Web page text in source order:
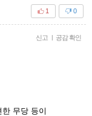
0
1
신고 | 공감 확인
무당 등이